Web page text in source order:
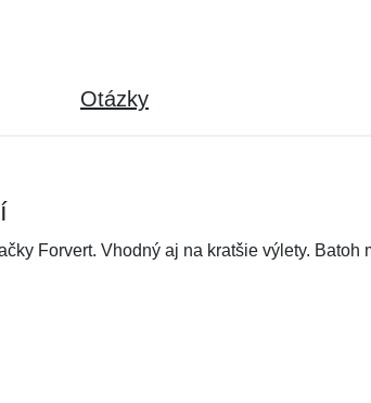
Otázky
Forvert. Vhodný aj na kratšie výlety.